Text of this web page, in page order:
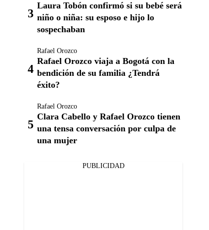
Laura Tobón confirmó si su bebé será
niño o niña: su esposo e hijo lo
sospechaban
Rafael Orozco
Rafael Orozco viaja a Bogotá con la
bendición de su familia ¿Tendrá
éxito?
Rafael Orozco
Clara Cabello y Rafael Orozco tienen
una tensa conversación por culpa de
una mujer
PUBLICIDAD